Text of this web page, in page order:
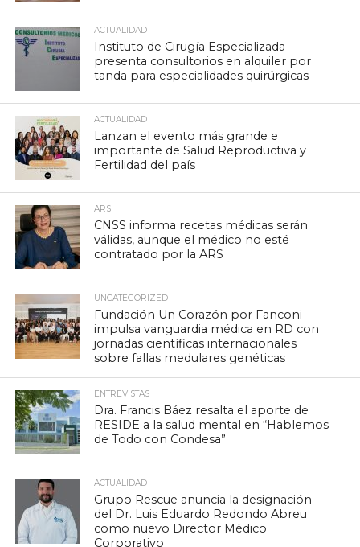
ACTUALIDAD
Instituto de Cirugía Especializada
presenta consultorios en alquiler por
tanda para especialidades quirúrgicas
ACTUALIDAD
Lanzan el evento más grande e
importante de Salud Reproductiva y
Fertilidad del país
ARS
CNSS informa recetas médicas serán
válidas, aunque el médico no esté
contratado por la ARS
UNCATEGORIZED
Fundación Un Corazón por Fanconi
impulsa vanguardia médica en RD con
jornadas científicas internacionales
sobre fallas medulares genéticas
ENTREVISTAS
Dra. Francis Báez resalta el aporte de
RESIDE a la salud mental en “Hablemos
de Todo con Condesa”
ACTUALIDAD
Grupo Rescue anuncia la designación
del Dr. Luis Eduardo Redondo Abreu
como nuevo Director Médico
Corporativo